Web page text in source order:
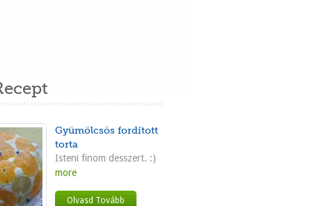
Gyümölcsös fordított
torta
Isteni finom desszert. :)
more
Olvasd Tovább